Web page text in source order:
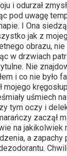
i odurzał
pod uwagę
I Ona
jak z
obrazu,
w drzwiach
Nie
i co nie było
uśmiech
tym oczy i
zaczął
na jakikolwiek
a zapachy